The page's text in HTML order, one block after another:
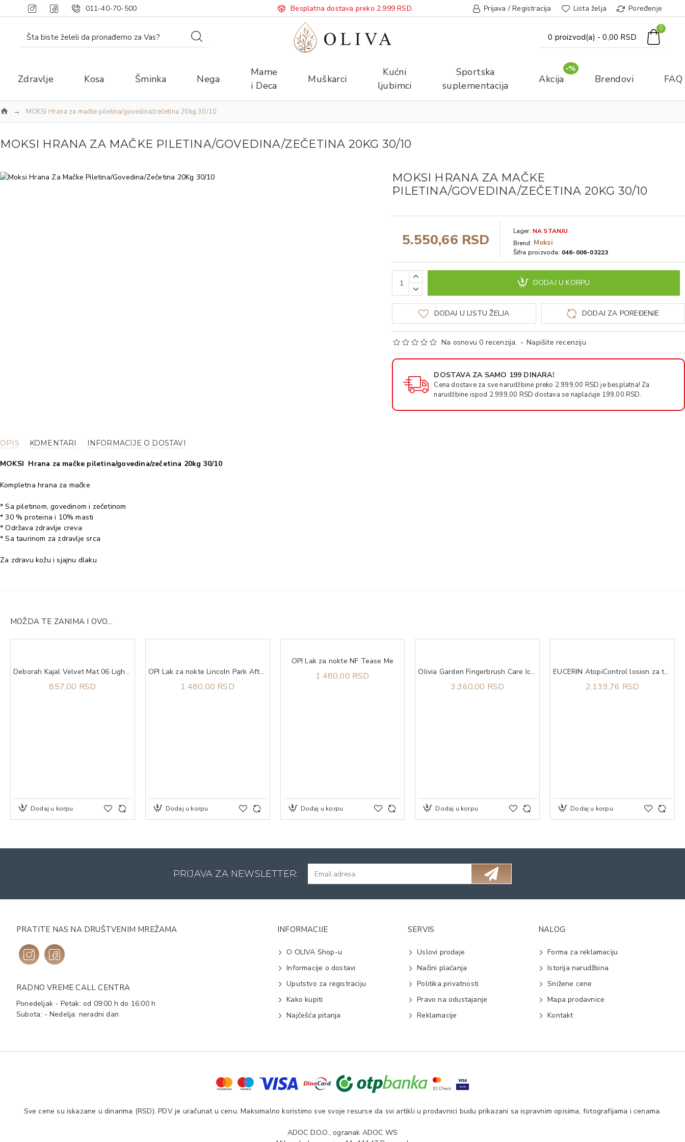
011-40-70-500 Besplatna dostava preko 2.999 RSD. Prijava / Registracija Lista želja Poređenje
0 proizvod(a) - 0,00 RSD
0
Zdravlje Kosa Šminka Nega
Mame
i Deca
Muškarci
Kućni
ljubimci
Sportska
suplementacija
Akcija
-%
Brendovi FAQ
MOKSI Hrana za mačke piletina/govedina/zečetina 20kg 30/10
MOKSI HRANA ZA MAČKE PILETINA/GOVEDINA/ZEČETINA 20KG 30/10
MOKSI HRANA ZA MAČKE
PILETINA/GOVEDINA/ZEČETINA 20KG 30/10
Na osnovu 0 recenzija. - Napišite recenziju
5.550,66 RSD Lager: NA STANJU
Brend: Moksi
Šifra proizvoda: 046-006-03223
DODAJ U KORPU
DODAJ U LISTU ŽELJA DODAJ ZA POREĐENJE
DOSTAVA ZA SAMO 199 DINARA!
Cena dostave za sve narudžbine preko 2.999,00 RSD je besplatna! Za
narudžbine ispod 2.999,00 RSD dostava se naplaćuje 199,00 RSD.
OPIS KOMENTARI INFORMACIJE O DOSTAVI
MOKSI Hrana za mačke piletina/govedina/zečetina 20kg 30/10
Kompletna hrana za mačke
* Sa piletinom, govedinom i zečetinom
* 30 % proteina i 10% masti
* Održava zdravlje creva
* Sa taurinom za zdravlje srca
Za zdravu kožu i sjajnu dlaku
MOŽDA TE ZANIMA I OVO...
Deborah Kajal Velvet Mat 06 Light Blue
857,00 RSD
Dodaj u korpu
OPI Lak za nokte Lincoln Park After Dark
1.480,00 RSD
Dodaj u korpu
OPI Lak za nokte NF Tease Me
1.480,00 RSD
Dodaj u korpu
Olivia Garden Fingerbrush Care Iconic Boar&Nylon Pastel Pink L
3.360,00 RSD
Dodaj u korpu
EUCERIN AtopiControl losion za telo 250ml
2.139,76 RSD
Dodaj u korpu
PRIJAVA ZA NEWSLETTER:
PRATITE NAS NA DRUŠTVENIM MREŽAMA
RADNO VREME CALL CENTRA
Ponedeljak - Petak: od 09:00 h do 16:00 h
Subota: - Nedelja: neradni dan
INFORMACIJE
O OLIVA Shop-u
Informacije o dostavi
Uputstvo za registraciju
Kako kupiti
Najčešća pitanja
SERVIS
Uslovi prodaje
Načini plaćanja
Politika privatnosti
Pravo na odustajanje
Reklamacije
NALOG
Forma za reklamaciju
Istorija narudžbina
Snižene cene
Mapa prodavnice
Kontakt
Sve cene su iskazane u dinarima (RSD). PDV je uračunat u cenu. Maksimalno koristimo sve svoje resurse da svi artikli u prodavnici budu prikazani sa ispravnim opisima, fotografijama i cenama.
ADOC D.O.O., ogranak ADOC WS